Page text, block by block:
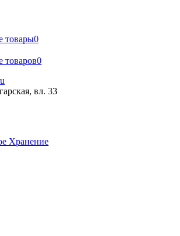
товары0
товаров0
вл. 33
Хранение